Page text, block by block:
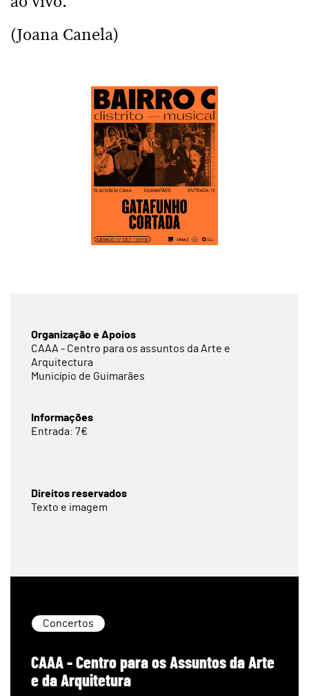
(Joana Canela)
Organização e Apoios
CAAA - Centro para os assuntos da Arte e
Arquitectura
Município de Guimarães
Informações
Entrada: 7€
Direitos reservados
Texto e imagem
Concertos
CAAA - Centro para os Assuntos da Arte
e da Arquitetura